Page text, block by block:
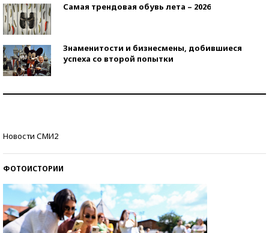
Самая трендовая обувь лета – 2026
Знаменитости и бизнесмены, добившиеся
успеха со второй попытки
Новости СМИ2
ФОТОИСТОРИИ